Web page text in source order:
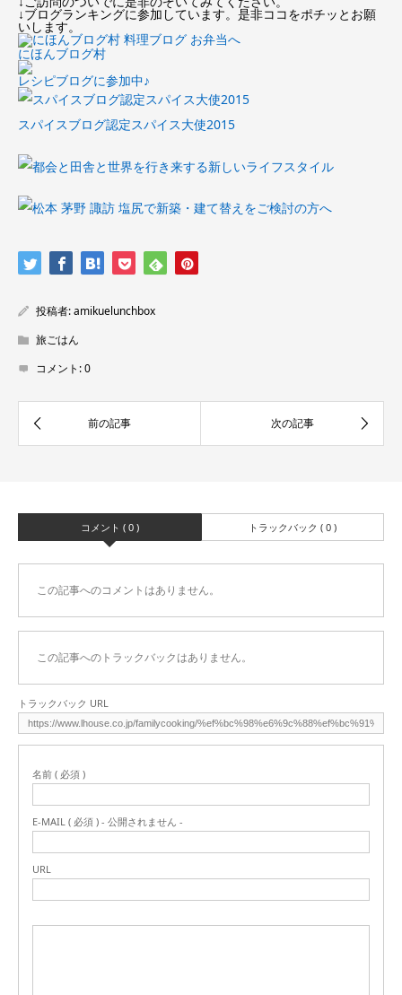
↓ブログランキングに参加しています。是非ココをポチッとお願
いします。
にほんブログ村
レシピブログに参加中♪
スパイスブログ認定スパイス大使2015
投稿者:amikuelunchbox
旅ごはん
コメント:0
コメント ( 0 ) トラックバック ( 0 )
この記事へのコメントはありません。
この記事へのトラックバックはありません。
トラックバック URL
名前 ( 必須 )
E-MAIL ( 必須 ) - 公開されません -
URL